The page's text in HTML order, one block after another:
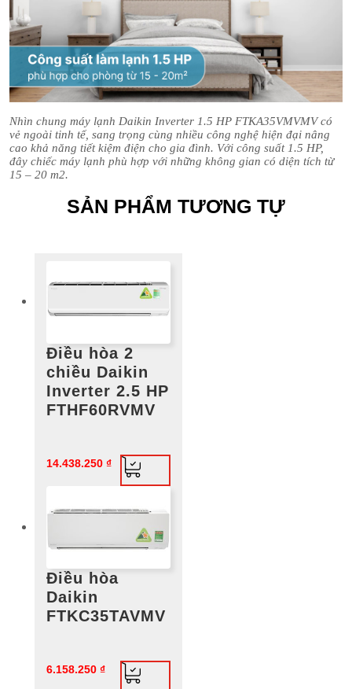
Nhìn chung máy lạnh Daikin Inverter 1.5 HP FTKA35VMVMV có
vẻ ngoài tinh tế, sang trọng cùng nhiều công nghệ hiện đại nâng
cao khả năng tiết kiệm điện cho gia đình. Với công suất 1.5 HP,
đây chiếc máy lạnh phù hợp với những không gian có diện tích từ
15 – 20 m2.
SẢN PHẨM TƯƠNG TỰ
Điều hòa 2
chiều Daikin
Inverter 2.5 HP
FTHF60RVMV
14.438.250 ₫
Điều hòa
Daikin
FTKC35TAVMV
6.158.250 ₫